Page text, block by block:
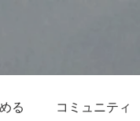
る コミュニティ